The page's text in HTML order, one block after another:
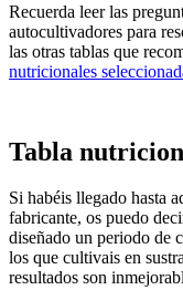
Recuerda leer las
autocultivadores para
las otras tablas que
nutricionales
Tabla
Si habéis llegado hasta
fabricante, os puedo
diseñado un periodo de
los que cultivais en
resultados son